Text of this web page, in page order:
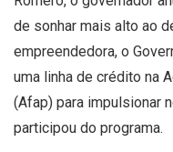
de sonhar mais alto ao
empreendedora, o
uma linha de crédito na
(Afap) para impulsionar
participou do programa.